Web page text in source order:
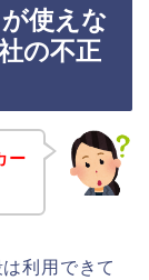
使えな
の不正
ー
利用できて